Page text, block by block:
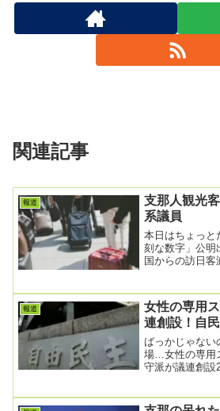
関連記事
報道
支那人観光
系議員
本日はちょっと
刻な数字」公明
国からの訪日
報道
女性の専用
連創設！自
ばっかじゃない
場…女性の専用
守派が議連創設